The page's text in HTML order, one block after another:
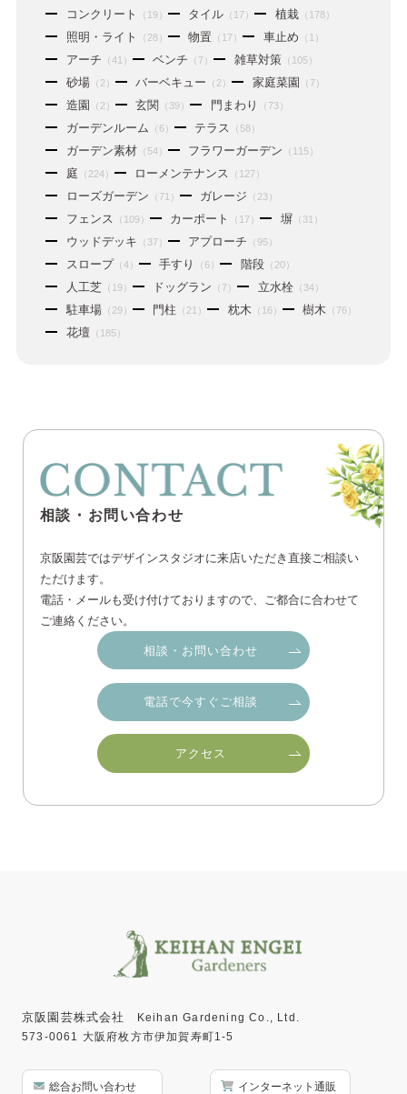
コンクリート （19） タイル （17） 植栽（178）
照明・ライト （28） 物置 （17） 車止め （1）
アーチ （41） ベンチ （7） 雑草対策 （105）
砂場（2） バーベキュー （2） 家庭菜園 （7）
造園 （2） 玄関 （39） 門まわり （73）
ガーデンルーム （6） テラス （58）
ガーデン素材（54） フラワーガーデン （115）
庭 （224） ローメンテナンス （127）
ローズガーデン （71） ガレージ （23）
フェンス （109） カーポート （17） 塀（31）
ウッドデッキ （37） アプローチ （95）
スロープ（4） 手すり （6） 階段（20）
人工芝（19） ドッグラン （7） 立水栓（34）
駐車場（29） 門柱 （21） 枕木 （16） 樹木 （76）
花壇 （185）
相談・お問い合わせ
京阪園芸ではデザインスタジオに来店いただき直接ご相談い
ただけます。
電話・メールも受け付けておりますので、ご都合に合わせて
ご連絡ください。
相談・お問い合わせ
電話で今すぐご相談
アクセス
京阪園芸株式会社
Keihan Gardening Co., Ltd.
573-0061 大阪府枚方市伊加賀寿町1-5
総合お問い合わせ インターネット通販